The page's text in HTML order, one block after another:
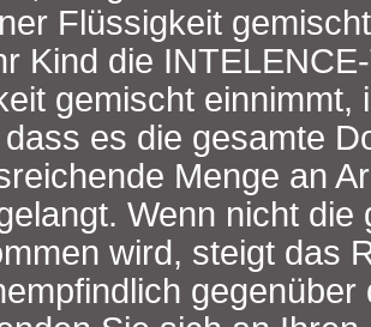
Flüssigkeit
Kind die
gemischt einnimmt,
es die gesamte
Menge an
Wenn nicht die
wird, steigt das
gegenüber